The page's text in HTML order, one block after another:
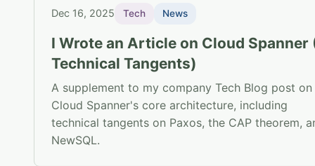
Dec 16, 2025 Tech News
I Wrote an Article on Cloud Spanner
Technical Tangents)
A supplement to my company Tech Blog post on
Cloud Spanner's core architecture, including
technical tangents on Paxos, the CAP theorem,
NewSQL.